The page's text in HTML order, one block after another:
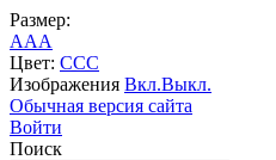
Размер:
AAA
Цвет: CCC
Изображения Вкл.Выкл.
Обычная версия сайта
Войти
Поиск